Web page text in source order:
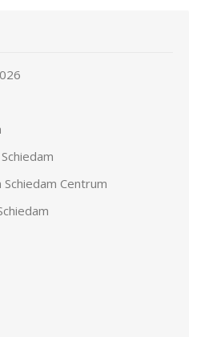
Centrum